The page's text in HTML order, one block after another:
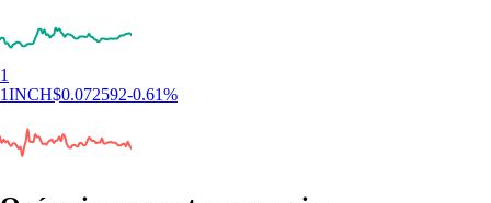
1
1INCH$0.072592-0.61%